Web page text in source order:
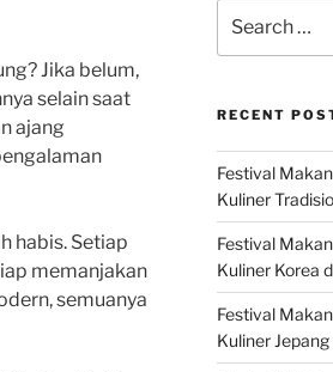
Jika belum,
selain saat
ajang
habis. Setiap
memanjakan
semuanya
for:
RECENT
Festival
Kuliner
Festival
Kuliner Korea
Festival
Kuliner